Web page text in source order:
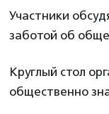
Участники
заботой об
Круглый стол
общественно